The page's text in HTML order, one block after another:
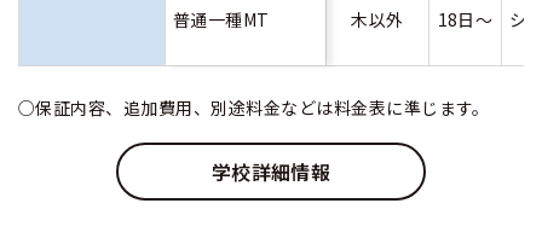
普通一種MT 木以外 18日～ シ
○保証内容、追加費用、別途料金などは料金表に準じます。
学校詳細情報